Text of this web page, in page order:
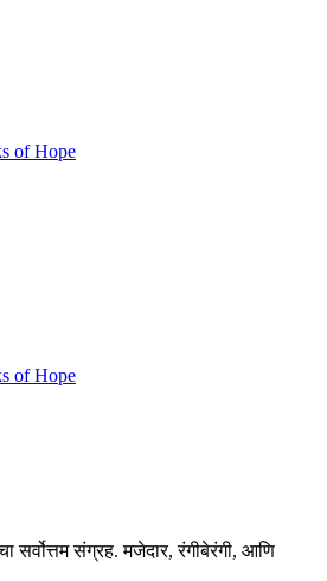
of Hope
of Hope
सर्वोत्तम संग्रह. मजेदार, रंगीबेरंगी, आणि